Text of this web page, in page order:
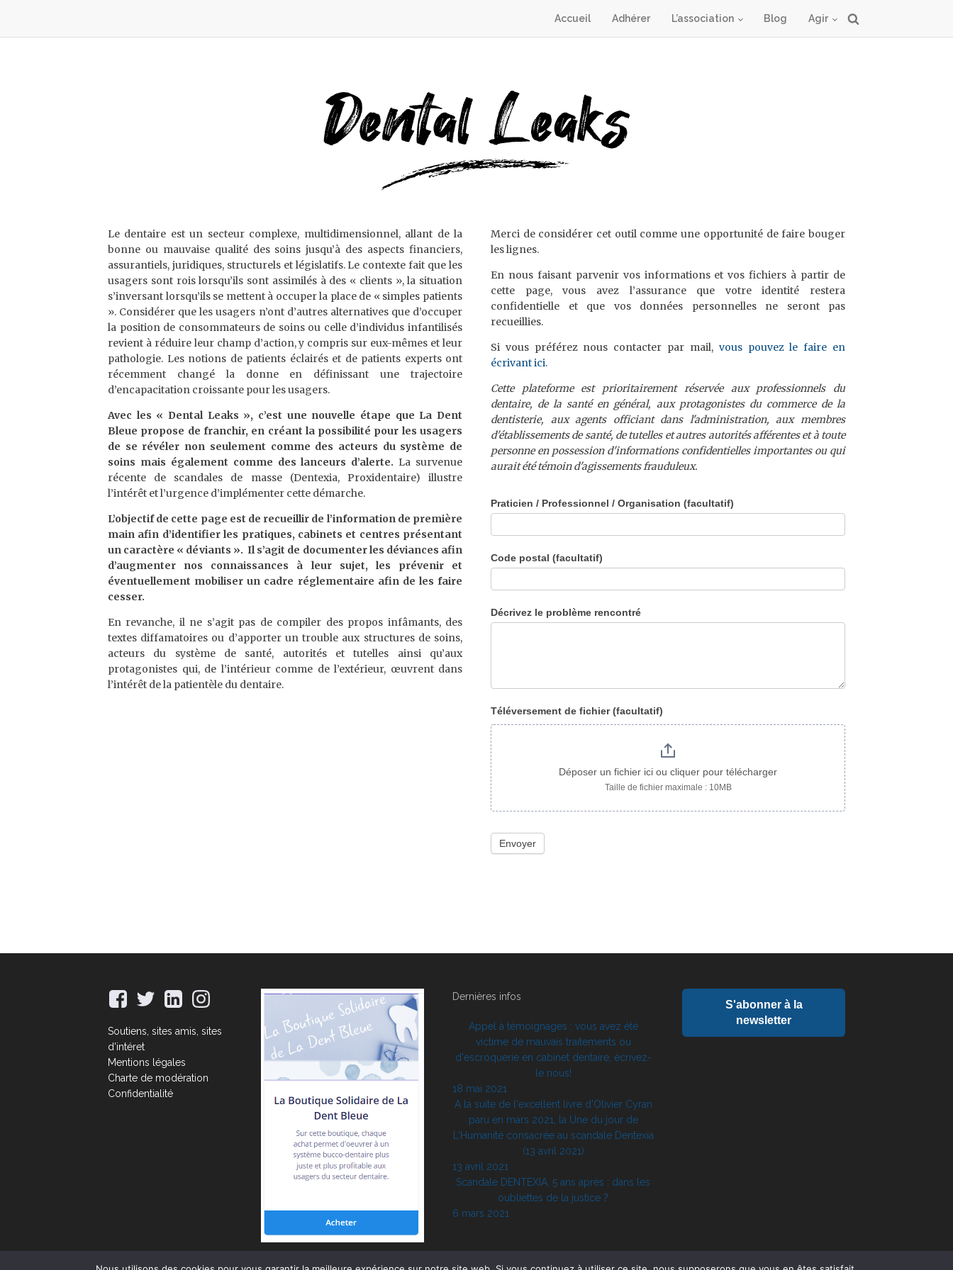
Accueil Adhérer L’association Blog Agir
Le dentaire est un secteur complexe, multidimensionnel, allant de la
bonne ou mauvaise qualité des soins jusqu’à des aspects financiers,
assurantiels, juridiques, structurels et législatifs. Le contexte fait que les
usagers sont rois lorsqu’ils sont assimilés à des « clients », la situation
s’inversant lorsqu’ils se mettent à occuper la place de « simples patients
». Considérer que les usagers n’ont d’autres alternatives que d’occuper
la position de consommateurs de soins ou celle d’individus infantilisés
revient à réduire leur champ d’action, y compris sur eux-mêmes et leur
pathologie. Les notions de patients éclairés et de patients experts ont
récemment changé la donne en définissant une trajectoire
d’encapacitation croissante pour les usagers.
Avec les « Dental Leaks », c’est une nouvelle étape que La Dent
Bleue propose de franchir, en créant la possibilité pour les usagers
de se révéler non seulement comme des acteurs du système de
soins mais également comme des lanceurs d’alerte. La survenue
récente de scandales de masse (Dentexia, Proxidentaire) illustre
l’intérêt et l’urgence d’implémenter cette démarche.
L’objectif de cette page est de recueillir de l’information de première
main afin d’identifier les pratiques, cabinets et centres présentant
un caractère « déviants ». Il s’agit de documenter les déviances afin
d’augmenter nos connaissances à leur sujet, les prévenir et
éventuellement mobiliser un cadre réglementaire afin de les faire
cesser.
En revanche, il ne s’agit pas de compiler des propos infâmants, des
textes diffamatoires ou d’apporter un trouble aux structures de soins,
acteurs du système de santé, autorités et tutelles ainsi qu’aux
protagonistes qui, de l’intérieur comme de l’extérieur, œuvrent dans
l’intérêt de la patientèle du dentaire.
Merci de considérer cet outil comme une opportunité de faire bouger
les lignes.
En nous faisant parvenir vos informations et vos fichiers à partir de
cette page, vous avez l’assurance que votre identité restera
confidentielle et que vos données personnelles ne seront pas
recueillies.
Si vous préférez nous contacter par mail, vous pouvez le faire en
écrivant ici.
Cette plateforme est prioritairement réservée aux professionnels du
dentaire, de la santé en général, aux protagonistes du commerce de la
dentisterie, aux agents officiant dans l'administration, aux membres
d'établissements de santé, de tutelles et autres autorités afférentes et à toute
personne en possession d'informations confidentielles importantes ou qui
aurait été témoin d'agissements frauduleux.
Dental
Leaks
Praticien / Professionnel / Organisation (facultatif)
Code postal (facultatif)
Décrivez le problème rencontré
Téléversement de fichier (facultatif)
Déposer un fichier ici ou cliquer pour télécharger
Taille de fichier maximale : 10MB
Envoyer
Soutiens, sites amis, sites
d'intéret
Mentions légales
Charte de modération
Confidentialité
Dernières infos
Appel à témoignages : vous avez été
victime de mauvais traitements ou
d'escroquerie en cabinet dentaire, écrivez-
le nous!
18 mai 2021
A la suite de l'excellent livre d'Olivier Cyran
paru en mars 2021, la Une du jour de
L'Humanité consacrée au scandale Dentexia
(13 avril 2021)
13 avril 2021
Scandale DENTEXIA, 5 ans après : dans les
oubliettes de la justice ?
6 mars 2021
S'abonner à la
newsletter